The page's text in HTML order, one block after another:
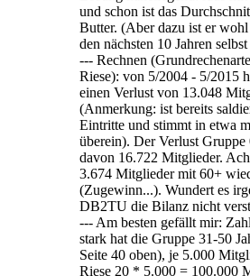
und schon ist das
Butter. (Aber dazu ist er
den nächsten 10 Jahren
--- Rechnen
Riese): von 5/2004 - 5/2015
einen Verlust von 13.048
(Anmerkung: ist bereits
Eintritte und stimmt in etwa
überein). Der Verlust Gruppe
davon 16.722 Mitglieder.
3.674 Mitglieder mit 60+
(Zugewinn...). Wundert es
DB2TU die Bilanz nicht
--- Am besten gefällt mir:
stark hat die Gruppe 31-50
Seite 40 oben), je 5.000
Riese 20 * 5.000 = 100.000